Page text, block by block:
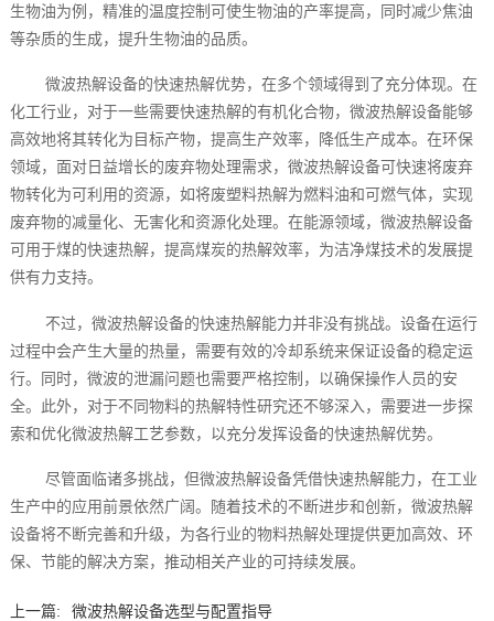
生物油为例，精准的温度控制可使生物油的产率提高，同时减少焦油
等杂质的生成，提升生物油的品质。
微波热解设备的快速热解优势，在多个领域得到了充分体现。在
化工行业，对于一些需要快速热解的有机化合物，微波热解设备能够
高效地将其转化为目标产物，提高生产效率，降低生产成本。在环保
领域，面对日益增长的废弃物处理需求，微波热解设备可快速将废弃
物转化为可利用的资源，如将废塑料热解为燃料油和可燃气体，实现
废弃物的减量化、无害化和资源化处理。在能源领域，微波热解设备
可用于煤的快速热解，提高煤炭的热解效率，为洁净煤技术的发展提
供有力支持。
不过，微波热解设备的快速热解能力并非没有挑战。设备在运行
过程中会产生大量的热量，需要有效的冷却系统来保证设备的稳定运
行。同时，微波的泄漏问题也需要严格控制，以确保操作人员的安
全。此外，对于不同物料的热解特性研究还不够深入，需要进一步探
索和优化微波热解工艺参数，以充分发挥设备的快速热解优势。
尽管面临诸多挑战，但微波热解设备凭借快速热解能力，在工业
生产中的应用前景依然广阔。随着技术的不断进步和创新，微波热解
设备将不断完善和升级，为各行业的物料热解处理提供更加高效、环
保、节能的解决方案，推动相关产业的可持续发展。
上一篇:
微波热解设备选型与配置指导